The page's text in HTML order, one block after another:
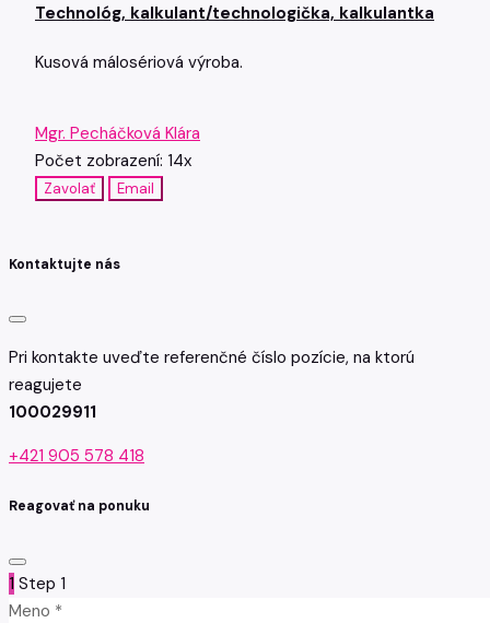
Technológ, kalkulant/technologička, kalkulantka
Kusová málosériová výroba.
Mgr. Pecháčková Klára
Počet zobrazení: 14x
Zavolať Email
Kontaktujte nás
Pri kontakte uveďte referenčné číslo pozície, na ktorú
reagujete
100029911
+421 905 578 418
Reagovať na ponuku
1 Step 1
Meno *